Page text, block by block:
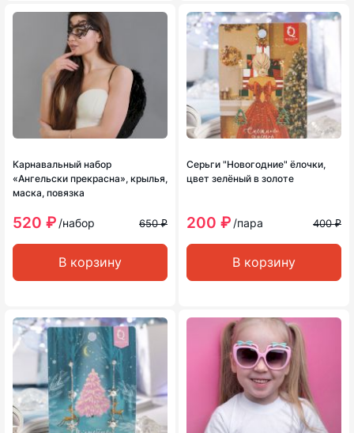
Карнавальный набор
«Ангельски прекрасна», крылья,
маска, повязка
520 ₽ /набор 650 ₽
В корзину
Серьги "Новогодние" ёлочки,
цвет зелёный в золоте
200 ₽ /пара 400 ₽
В корзину